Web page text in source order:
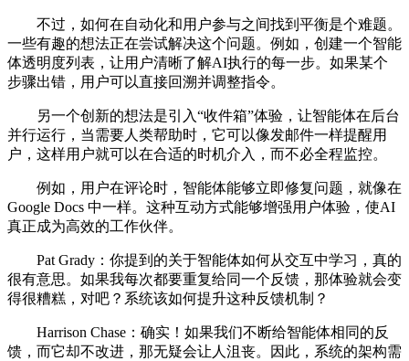
不过，如何在自动化和用户参与之间找到平衡是个难题。
一些有趣的想法正在尝试解决这个问题。例如，创建一个智能
体透明度列表，让用户清晰了解AI执行的每一步。如果某个
步骤出错，用户可以直接回溯并调整指令。
另一个创新的想法是引入“收件箱”体验，让智能体在后台
并行运行，当需要人类帮助时，它可以像发邮件一样提醒用
户，这样用户就可以在合适的时机介入，而不必全程监控。
例如，用户在评论时，智能体能够立即修复问题，就像在
Google Docs 中一样。这种互动方式能够增强用户体验，使AI
真正成为高效的工作伙伴。
Pat Grady：你提到的关于智能体如何从交互中学习，真的
很有意思。如果我每次都要重复给同一个反馈，那体验就会变
得很糟糕，对吧？系统该如何提升这种反馈机制？
Harrison Chase：确实！如果我们不断给智能体相同的反
馈，而它却不改进，那无疑会让人沮丧。因此，系统的架构需